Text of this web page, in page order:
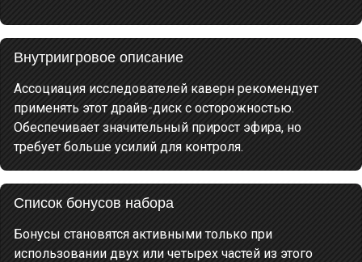
Внутриигровое описание
Ассоциация исследователей каверн рекомендует
применять этот драйв-диск с осторожностью.
Обеспечивает значительный прирост эфира, но
требует больше усилий для контроля.
Список бонусов набора
Бонусы становятся активными только при
использовании двух или четырех частей из этого